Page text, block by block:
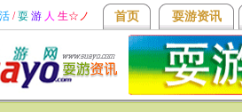
活 /耍 游人 生☆ ノ 首页 耍游资讯